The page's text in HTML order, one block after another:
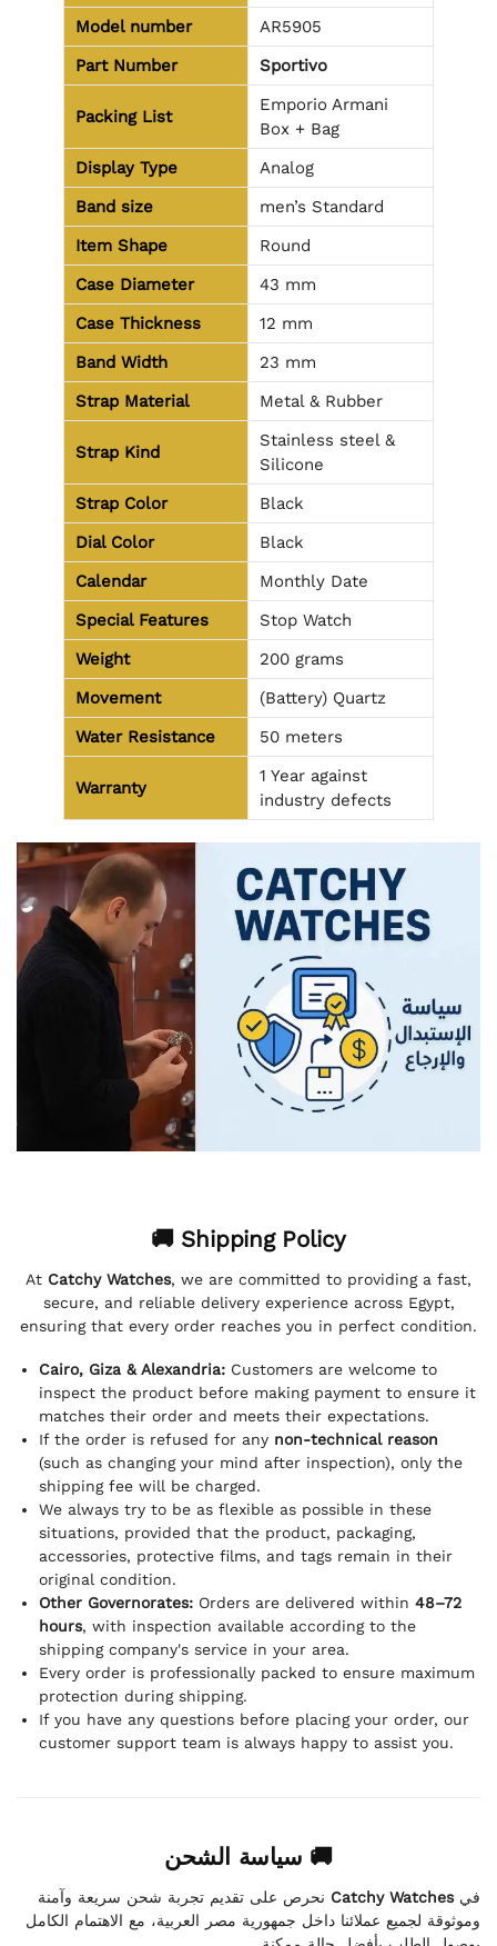
Model number
AR5905
Part Number
Sportivo
Packing List
Emporio Armani
Box + Bag
Display Type
Analog
Band size
men’s Standard
Item Shape
Round
Case Diameter
43 mm
Case Thickness
12 mm
Band Width
23 mm
Strap Material
Metal & Rubber
Strap Kind
Stainless steel &
Silicone
Strap Color
Black
Dial Color
Black
Calendar
Monthly Date
Special Features
Stop Watch
Weight
200 grams
Movement
(Battery) Quartz
Water Resistance
50 meters
Warranty
1 Year against
industry defects
🚚 Shipping Policy
At Catchy Watches, we are committed to providing a fast,
secure, and reliable delivery experience across Egypt,
ensuring that every order reaches you in perfect condition.
Cairo, Giza & Alexandria: Customers are welcome to
inspect the product before making payment to ensure it
matches their order and meets their expectations.
If the order is refused for any non-technical reason
(such as changing your mind after inspection), only the
shipping fee will be charged.
We always try to be as flexible as possible in these
situations, provided that the product, packaging,
accessories, protective films, and tags remain in their
original condition.
Other Governorates: Orders are delivered within 48–72
hours, with inspection available according to the
shipping company's service in your area.
Every order is professionally packed to ensure maximum
protection during shipping.
If you have any questions before placing your order, our
customer support team is always happy to assist you.
🚚 سياسة الشحن
فيCatchy Watches نحرص على تقديم تجربة شحن سريعة وآمنة
وموثوقة لجميع عملائنا داخل جمهورية مصر العربية، مع الاهتمام الكامل